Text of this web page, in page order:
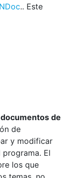
.. Este
de
de
y modificar
El
los que